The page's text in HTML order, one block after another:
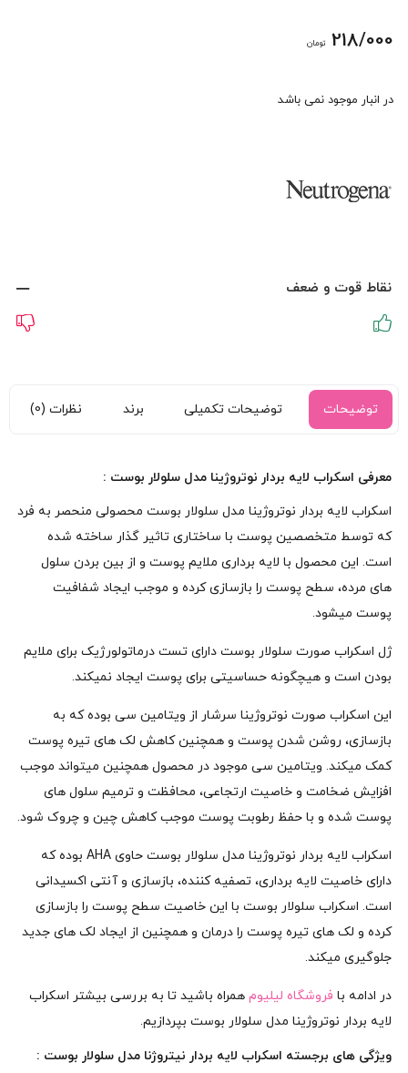
218/000 تومان
در انبار موجود نمی باشد
نقاط قوت و ضعف
توضیحات توضیحات تکمیلی برند نظرات (0)
معرفی اسکراب لایه بردار نوتروژینا مدل سلولار بوست :
اسکراب لایه بردار نوتروژینا مدل سلولار بوست محصولی منحصر به فرد
که توسط متخصصین پوست با ساختاری تاثیر گذار ساخته شده
است. این محصول با لایه برداری ملایم پوست و از بین بردن سلول
های مرده، سطح پوست را بازسازی کرده و موجب ایجاد شفافیت
پوست میشود.
ژل اسکراب صورت سلولار بوست دارای تست درماتولورژیک برای ملایم
بودن است و هیچگونه حساسیتی برای پوست ایجاد نمیکند.
این اسکراب صورت نوتروژینا سرشار از ویتامین سی بوده که به
بازسازی، روشن شدن پوست و همچنین کاهش لک های تیره پوست
کمک میکند. ویتامین سی موجود در محصول همچنین میتواند موجب
افزایش ضخامت و خاصیت ارتجاعی، محافظت و ترمیم سلول های
پوست شده و با حفظ رطوبت پوست موجب کاهش چین و چروک شود.
اسکراب لایه بردار نوتروژینا مدل سلولار بوست حاوی AHA بوده که
دارای خاصیت لایه برداری، تصفیه کننده، بازسازی و آنتی اکسیدانی
است. اسکراب سلولار بوست با این خاصیت سطح پوست را بازسازی
کرده و لک های تیره پوست را درمان و همچنین از ایجاد لک های جدید
جلوگیری میکند.
در ادامه با فروشگاه لیلیوم همراه باشید تا به بررسی بیشتر اسکراب
لایه بردار نوتروژینا مدل سلولار بوست بپردازیم.
ویژگی های برجسته اسکراب لایه بردار نیتروژنا مدل سلولار بوست :